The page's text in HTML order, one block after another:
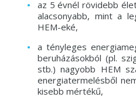
az 5 évnél rövidebb
alacsonyabb, mint a
HEM-eké,
a tényleges
beruházásokból (pl.
stb.) nagyobb HEM
energiatermelésből
kisebb mértékű,